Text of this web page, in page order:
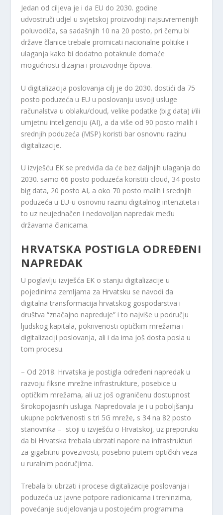
Jedan od ciljeva je i da EU do 2030. godine
udvostruči udjel u svjetskoj proizvodnji najsuvremenijih
poluvodiča, sa sadašnjih 10 na 20 posto, pri čemu bi
države članice trebale promicati nacionalne politike i
ulaganja kako bi dodatno potaknule domaće
mogućnosti dizajna i proizvodnje čipova.
U digitalizacija poslovanja cilj je do 2030. dostići da 75
posto poduzeća u EU u poslovanju usvoji usluge
računalstva u oblaku/cloud, velike podatke (big data) i/ili
umjetnu inteligenciju (AI), a da više od 90 posto malih i
srednjih poduzeća (MSP) koristi bar osnovnu razinu
digitalizacije.
U izvješću EK se predviđa da će bez daljnjih ulaganja do
2030. samo 66 posto poduzeća koristiti cloud, 34 posto
big data, 20 posto AI, a oko 70 posto malih i srednjih
poduzeća u EU-u osnovnu razinu digitalnog intenziteta i
to uz neujednačen i nedovoljan napredak među
državama članicama.
HRVATSKA POSTIGLA ODREĐENI
NAPREDAK
U poglavlju izvješća EK o stanju digitalizacije u
pojedinima zemljama za Hrvatsku se navodi da
digitalna transformacija hrvatskog gospodarstva i
društva “značajno napreduje” i to najviše u području
ljudskog kapitala, pokrivenosti optičkim mrežama i
digitalizaciji poslovanja, ali i da ima još dosta posla u
tom procesu.
– Od 2018. Hrvatska je postigla određeni napredak u
razvoju fiksne mrežne infrastrukture, posebice u
optičkim mrežama, ali uz još ograničenu dostupnost
širokopojasnih usluga. Napredovala je i u poboljšanju
ukupne pokrivenosti s tri 5G mreže, s 34 na 82 posto
stanovnika – stoji u izvješću o Hrvatskoj, uz preporuku
da bi Hrvatska trebala ubrzati napore na infrastrukturi
za gigabitnu povezivosti, posebno putem optičkih veza
u ruralnim područjima.
Trebala bi ubrzati i procese digitalizacije poslovanja i
poduzeća uz javne potpore radionicama i treninzima,
povećanje sudjelovanja u postojećim programima